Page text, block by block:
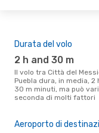
Durata del volo
2 h and 30 m
Il volo tra Città del Messico e
Puebla dura, in media, 2
30 m minuti, ma può
seconda di molti fattori
Aeroporto di